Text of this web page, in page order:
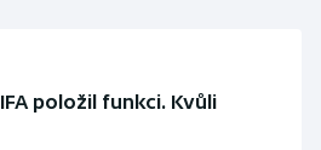
položil funkci. Kvůli